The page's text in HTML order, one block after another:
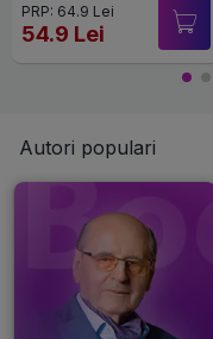
PRP: 64.9 Lei
54.9 Lei
Autori populari